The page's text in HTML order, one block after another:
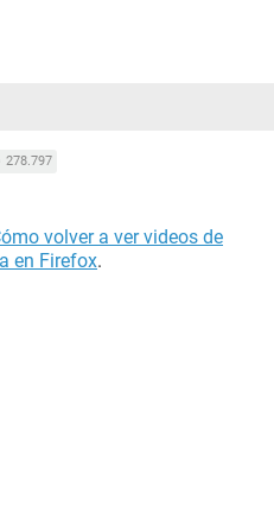
278.797
volver a ver videos de
en Firefox.